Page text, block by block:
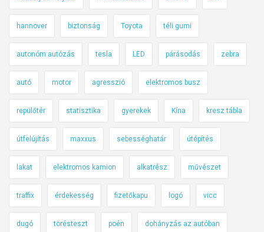
hannover biztonság Toyota téli gumi
autonóm autózás tesla LED párásodás zebra
autó motor agresszió elektromos busz
repülőtér statisztika gyerekek Kína kresz tábla
útfelújítás maxxus sebességhatár útépítés
lakat elektromos kamion alkatrész művészet
traffix érdekesség fizetőkapu logó vicc
dugó törésteszt poén dohányzás az autóban